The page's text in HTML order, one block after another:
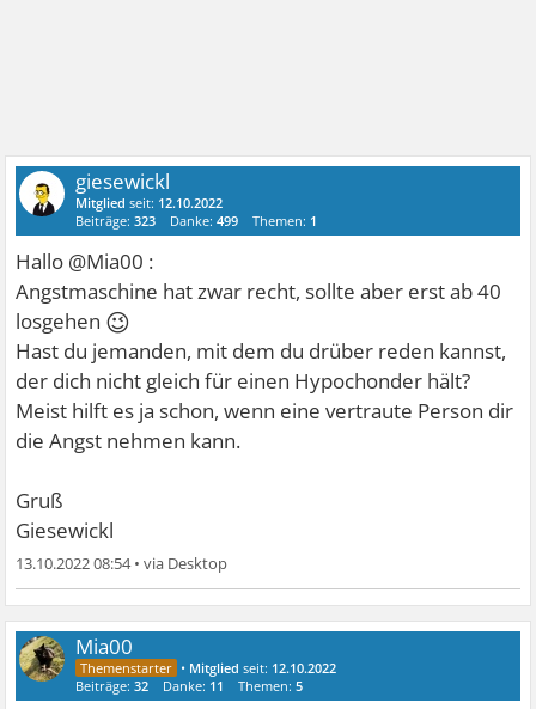
giesewickl
Mitglied seit: 12.10.2022
Beiträge:323 Danke:499 Themen: 1
Hallo @Mia00 :
Angstmaschine hat zwar recht, sollte aber erst ab 40
losgehen 😉
Hast du jemanden, mit dem du drüber reden kannst,
der dich nicht gleich für einen Hypochonder hält?
Meist hilft es ja schon, wenn eine vertraute Person dir
die Angst nehmen kann.
Gruß
Giesewickl
13.10.2022 08:54•
Mia00
• Mitglied seit: 12.10.2022
Beiträge:32 Danke: 11 Themen:5